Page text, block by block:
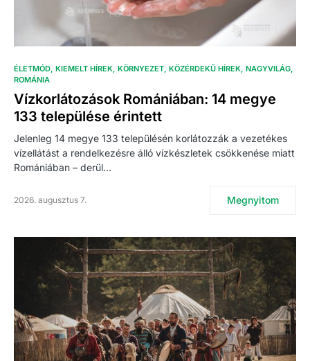
ÉLETMÓD KIEMELT HÍREK KÖRNYEZET KÖZÉRDEKŰ HÍREK NAGYVILÁG
ROMÁNIA
Vízkorlátozások Romániában: 14 megye
133 települése érintett
Jelenleg 14 megye 133 településén korlátozzák a vezetékes
vízellátást a rendelkezésre álló vízkészletek csökkenése miatt
Romániában – derül…
2026. augusztus 7. Megnyitom